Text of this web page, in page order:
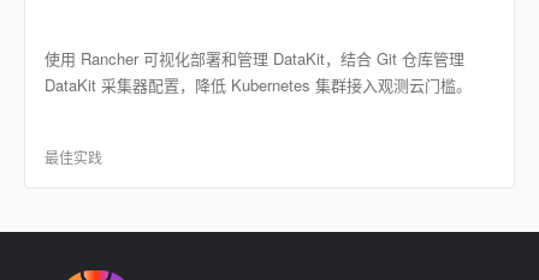
使用 Rancher 可视化部署和管理 DataKit，结合 Git 仓库管理
DataKit 采集器配置，降低 Kubernetes 集群接入观测云门槛。
最佳实践